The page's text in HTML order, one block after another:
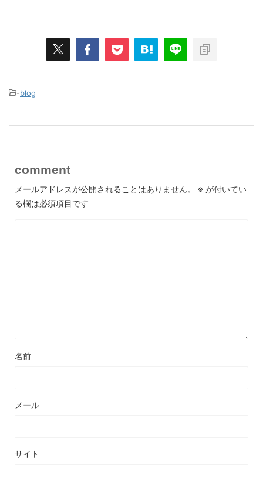
-blog
comment
メールアドレスが公開されることはありません。 ※ が付いてい
る欄は必須項目です
名前
メール
サイト